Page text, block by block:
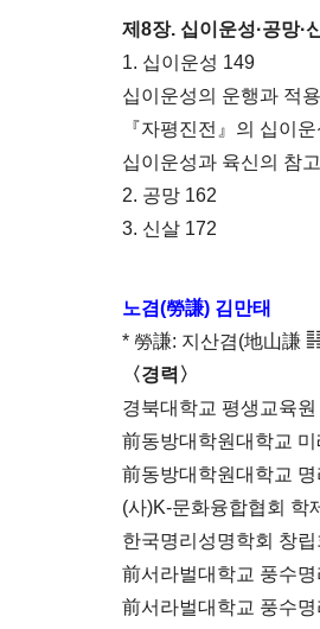
제8장. 십이운성·공망·
1. 십이운성 149
십이운성의 운행과 적
『자평진전』의 십이
십이운성과 육신의 참
2. 공망 162
3. 신살 172
노겸(勞謙) 김만태
* 勞謙: 지산겸(地山謙
〈경력〉
경북대학교 평생교육
前동방대학원대학교
前동방대학원대학교
(사)K-문화융합협회 학
한국명리성명학회 창
前서라벌대학교 풍수
前서라벌대학교 풍수